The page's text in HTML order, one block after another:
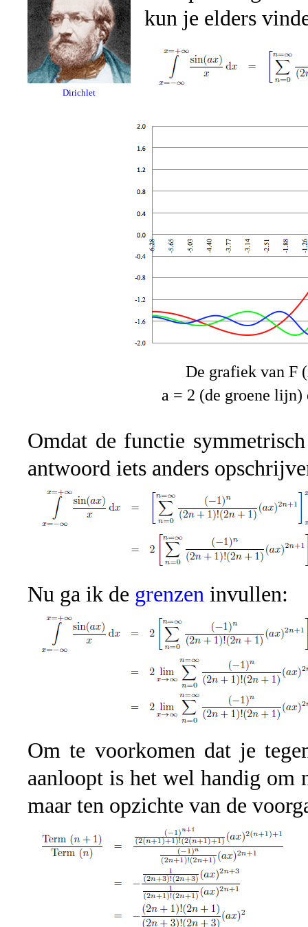
Dirichlet
kun je elders
De grafiek van F
a = 2 (de groene
Omdat de functie
antwoord iets anders
Nu ga ik de grenzen invullen:
Om te voorkomen dat je
aanloopt is het wel handig om
maar ten opzichte van de